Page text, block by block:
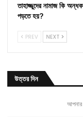
তাহাজ্জুদের নামাজ কি
পড়তে হয়?
PREV NEXT
উত্তর দিন
আপনার